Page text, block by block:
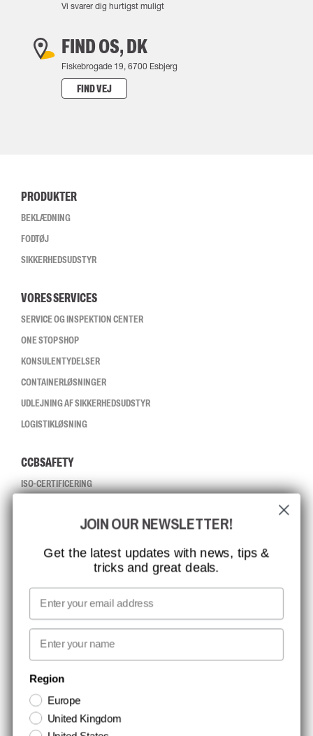
Vi svarer dig hurtigst muligt
FIND OS, DK
Fiskebrogade 19, 6700 Esbjerg
FIND VEJ
PRODUKTER
BEKLÆDNING
FODTØJ
SIKKERHEDSUDSTYR
VORES SERVICES
SERVICE OG INSPEKTION CENTER
ONE STOP SHOP
KONSULENTYDELSER
CONTAINERLØSNINGER
UDLEJNING AF SIKKERHEDSUDSTYR
LOGISTIKLØSNING
CCBSAFETY
ISO-CERTIFICERING
MISSION, VISION OG VÆRDIER
KONTAKT
JOB HOS CCBSAFETY
MEDIA
VI TAGER ANSVAR
NYHEDSBREV TILMELDING
Hold dig opdateret med gode tilbud og produktnyheder. Din e-mail
opbevares sikkert og du kan til enhver tid
JOIN OUR NEWSLETTER!
Get the latest updates with news, tips &
tricks and great deals.
Email
First name
Region
Europe
United Kingdom